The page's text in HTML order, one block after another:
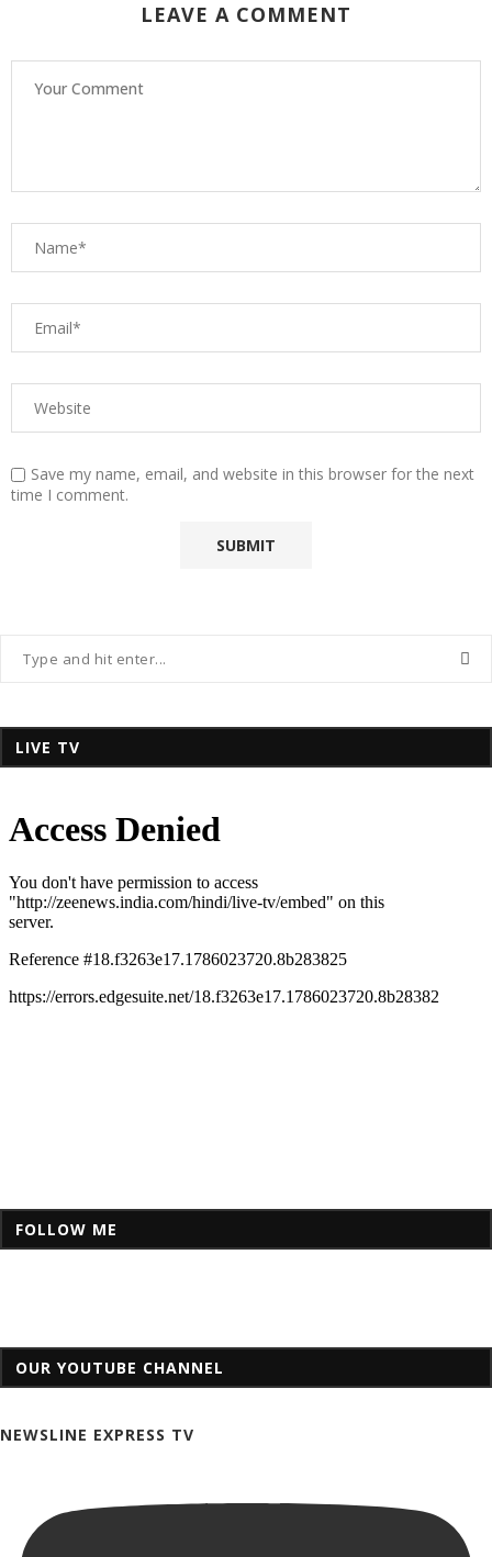
LEAVE A COMMENT
Save my name, email, and website in this browser for the next
time I comment.
LIVE TV
FOLLOW ME
OUR YOUTUBE CHANNEL
NEWSLINE EXPRESS TV